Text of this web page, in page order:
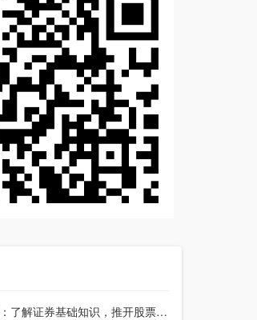
炒股必备常识：了解证券基础知识，推开股票市场大门